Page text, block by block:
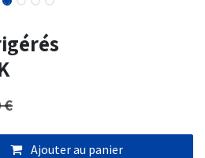
€
Ajouter au panier